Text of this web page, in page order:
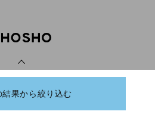
結果から絞り込む
Prefectural Library.